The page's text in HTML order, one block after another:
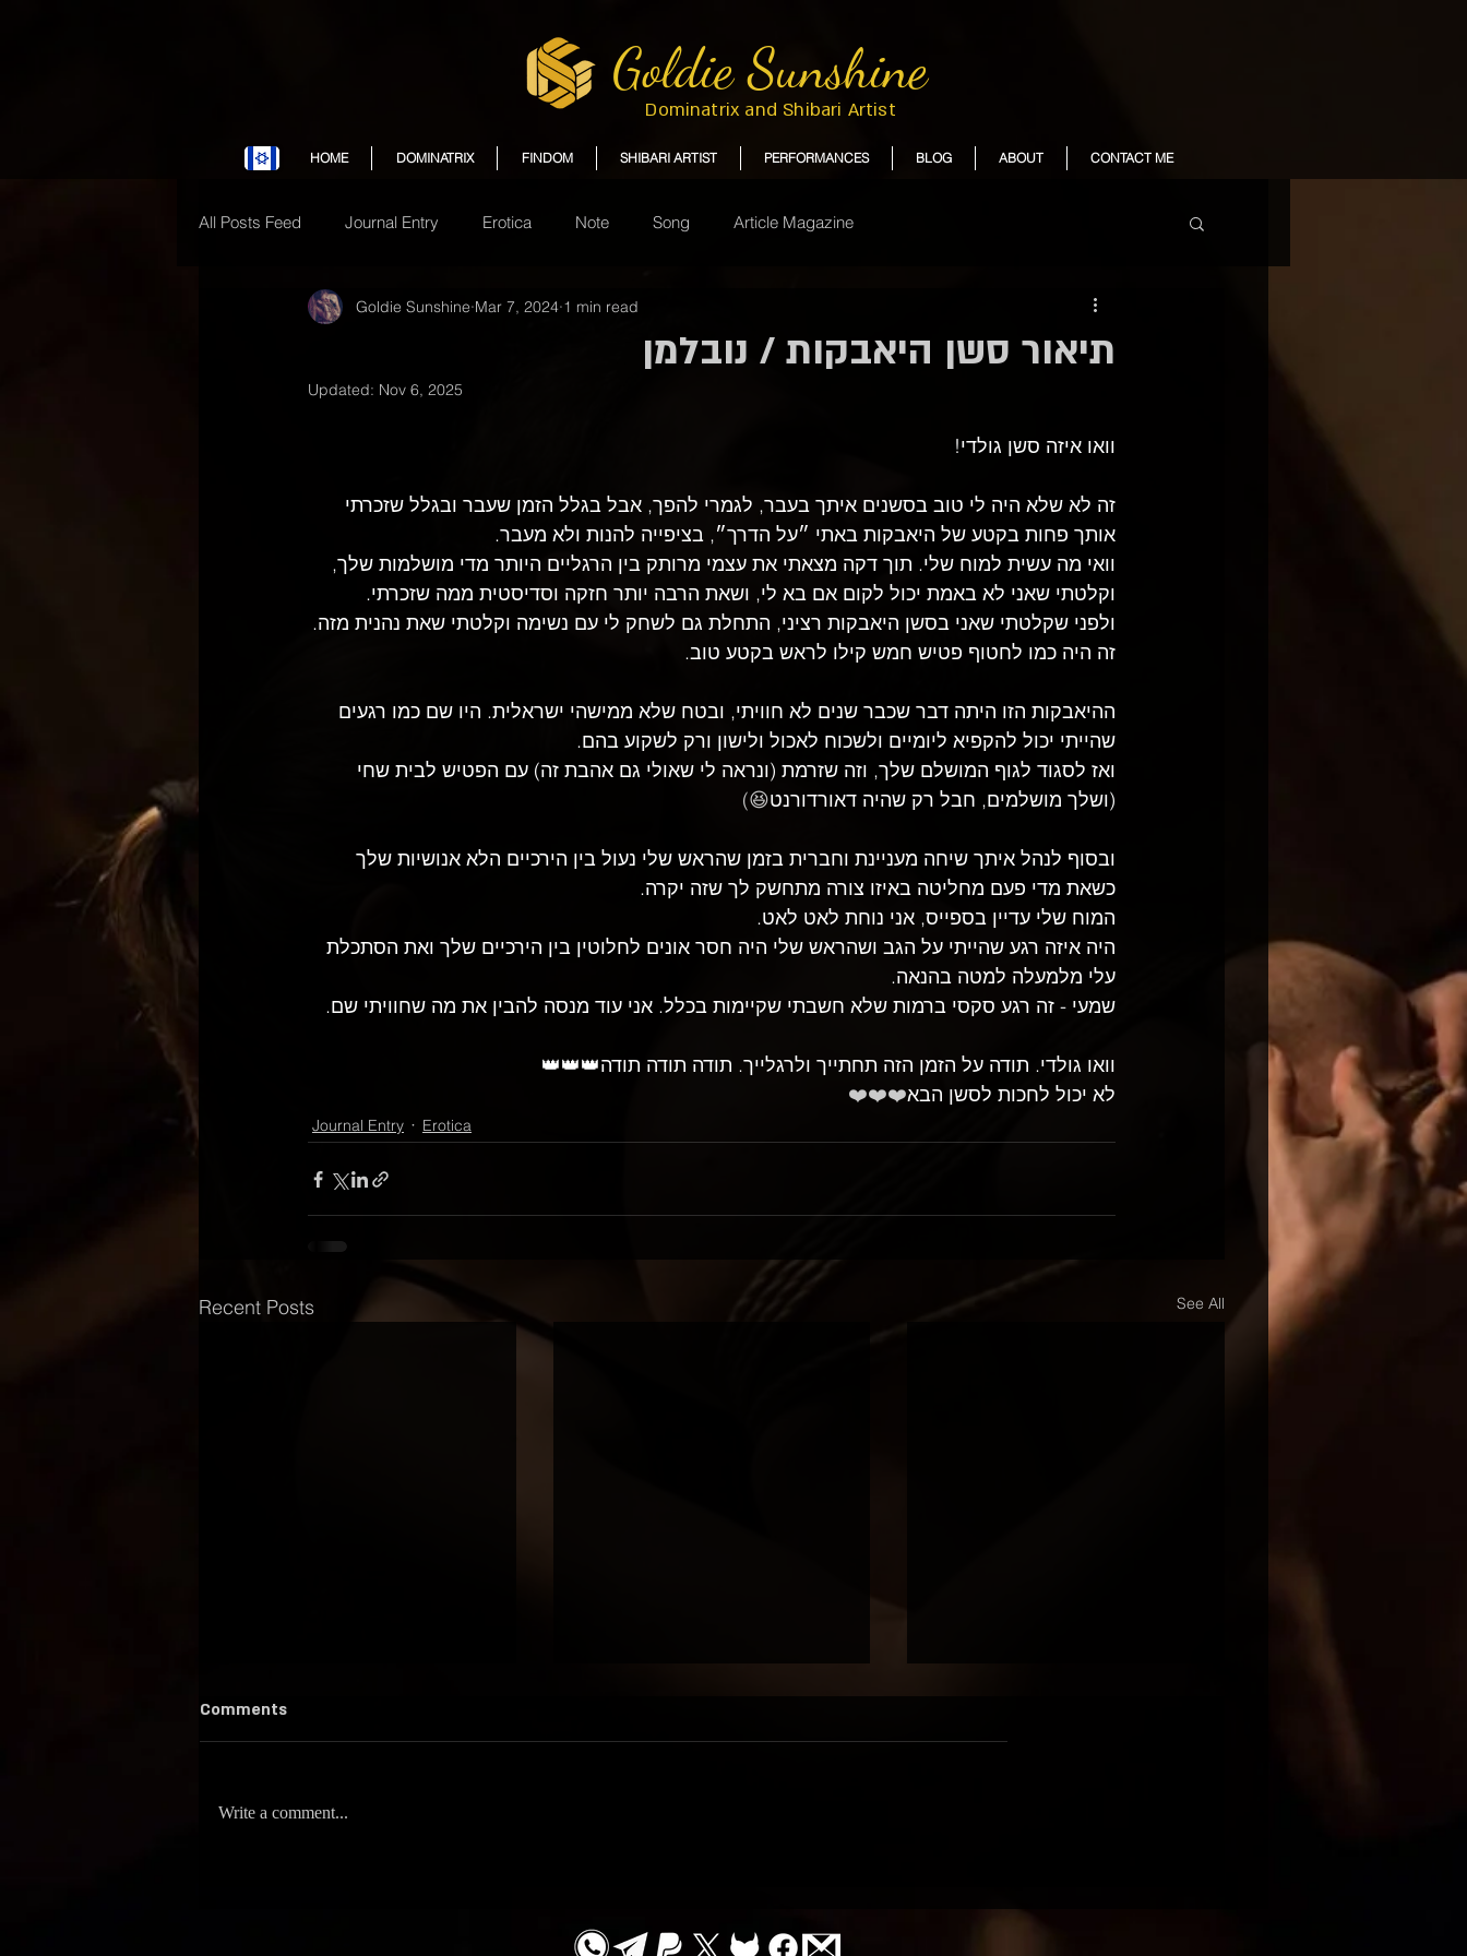
Goldie Sunshine
Dominatrix and Shibari Artist
HOME DOMINATRIX FINDOM SHIBARI ARTIST PERFORMANCES BLOG ABOUT CONTACT ME
All Posts Feed Journal Entry Erotica Note Song Article Magazine
תיאור סשן היאבקות / נובלמן
Goldie Sunshine Mar 7, 2024 1 min read
Updated: Nov 6, 2025
וואו איזה סשן גולדי!
זה לא שלא היה לי טוב בסשנים איתך בעבר, לגמרי להפך, אבל בגלל הזמן שעבר ובגלל שזכרתי
אותך פחות בקטע של היאבקות באתי ״על הדרך״, בציפייה להנות ולא מעבר.
וואי מה עשית למוח שלי. תוך דקה מצאתי את עצמי מרותק בין הרגליים היותר מדי מושלמות שלך,
וקלטתי שאני לא באמת יכול לקום אם בא לי, ושאת הרבה יותר חזקה וסדיסטית ממה שזכרתי.
ולפני שקלטתי שאני בסשן היאבקות רציני, התחלת גם לשחק לי עם נשימה וקלטתי שאת נהנית מזה.
זה היה כמו לחטוף פטיש חמש קילו לראש בקטע טוב.
ההיאבקות הזו היתה דבר שכבר שנים לא חוויתי, ובטח שלא ממישהי ישראלית. היו שם כמו רגעים
שהייתי יכול להקפיא ליומיים ולשכוח לאכול ולישון ורק לשקוע בהם.
ואז לסגוד לגוף המושלם שלך, וזה שזרמת (ונראה לי שאולי גם אהבת זה) עם הפטיש לבית שחי
(ושלך מושלמים, חבל רק שהיה דאורדורנט😆)
ובסוף לנהל איתך שיחה מעניינת וחברית בזמן שהראש שלי נעול בין הירכיים הלא אנושיות שלך
כשאת מדי פעם מחליטה באיזו צורה מתחשק לך שזה יקרה.
המוח שלי עדיין בספייס, אני נוחת לאט לאט.
היה איזה רגע שהייתי על הגב ושהראש שלי היה חסר אונים לחלוטין בין הירכיים שלך ואת הסתכלת
עלי מלמעלה למטה בהנאה.
שמעי - זה רגע סקסי ברמות שלא חשבתי שקיימות בכלל. אני עוד מנסה להבין את מה שחוויתי שם.
וואו גולדי. תודה על הזמן הזה תחתייך ולרגלייך. תודה תודה תודה👑👑👑
לא יכול לחכות לסשן הבא❤️❤️❤️
Journal Entry Erotica
Recent Posts See All
Comments
Write a comment...